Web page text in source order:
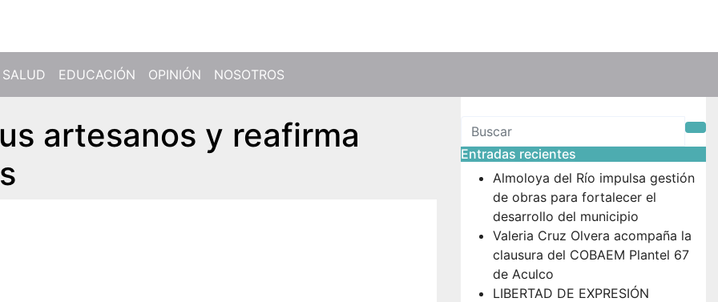
SALUD EDUCACIÓN OPINIÓN
NOSOTROS
artesanos y reafirma
Entradas recientes
Almoloya del Río impulsa gestión
de obras para fortalecer el
desarrollo del municipio
Valeria Cruz Olvera acompaña la
clausura del COBAEM Plantel 67
de Aculco
LIBERTAD DE EXPRESIÓN